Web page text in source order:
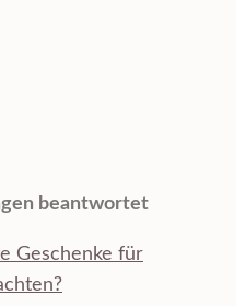
beantwortet
Geschenke für